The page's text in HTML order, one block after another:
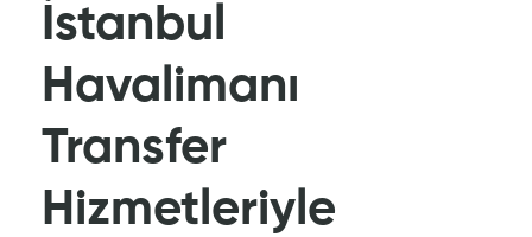
İstanbul
Havalimanı
Transfer
Hizmetleriyle